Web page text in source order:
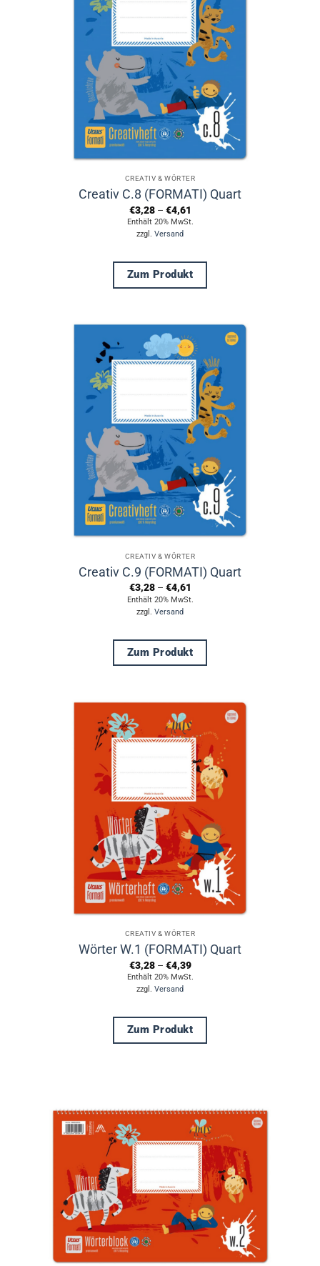
Optionen
können
auf
der
Produktseite
gewählt
werden
CREATIV & WÖRTER
Creativ C.8 (FORMATI) Quart
€3,28 – €4,61
€3,28
bis
Enthält 20% MwSt.
zzgl. Versand
Zum Produkt
weist
mehrere
Varianten
Optionen
können
auf
der
Produktseite
gewählt
werden
CREATIV & WÖRTER
Creativ C.9 (FORMATI) Quart
€3,28 – €4,61
€3,28
bis
Enthält 20% MwSt.
zzgl. Versand
Zum Produkt
weist
mehrere
Varianten
Optionen
können
auf
der
Produktseite
gewählt
werden
CREATIV & WÖRTER
Wörter W.1 (FORMATI) Quart
€3,28 – €4,39Preisspanne:
€3,28
bis
Enthält 20% MwSt.
zzgl. Versand
Zum Produkt
Varianten
Die
Optionen
auf
der
Produktseite
gewählt